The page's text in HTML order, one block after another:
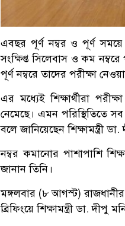
এবছর পূর্ণ নম্বর ও পূর্ণ
সংক্ষিপ্ত সিলেবাস ও কম
পূর্ণ নম্বরে তাদের পরীক্ষা
এর মধ্যেই শিক্ষার্থীরা
নেমেছে। এমন পরিস্থিতিতে
বলে জানিয়েছেন শিক্ষামন্ত্রী
নম্বর কমানোর পাশাপাশি
জানান তিনি।
মঙ্গলবার (৮ আগস্ট)
ব্রিফিংয়ে শিক্ষামন্ত্রী ডা. দীপু